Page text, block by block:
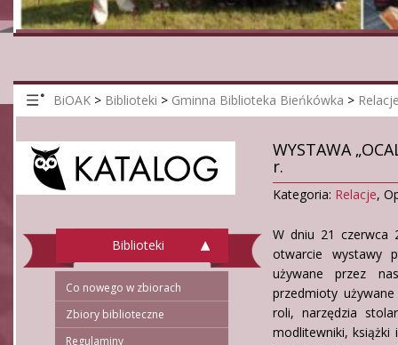
BiOAK > Biblioteki > Gminna Biblioteka Bieńkówka >
Biblioteki
Co nowego w zbiorach
Zbiory biblioteczne
Regulaminy
WYSTAWA
r.
Kategoria: Relacje,
W dniu 21 czerwca
otwarcie wystawy
używane przez
przedmioty
roli, narzędzia
modlitewniki, książki